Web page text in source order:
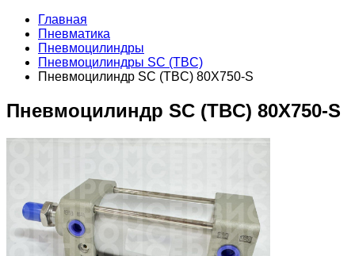
Главная
Пневматика
Пневмоцилиндры
Пневмоцилиндры SC (TBC)
Пневмоцилиндр SC (TBC) 80X750-S
Пневмоцилиндр SC (TBC) 80X750-S